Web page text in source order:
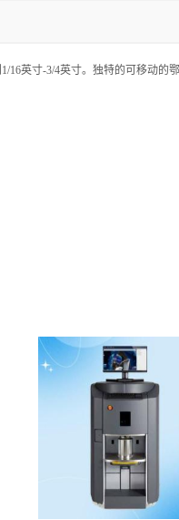
英寸-3/4英寸。独特的可移动的